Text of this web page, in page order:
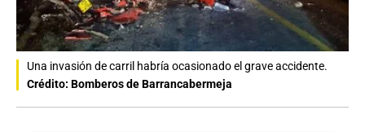
Una invasión de carril habría ocasionado el grave accidente.
Crédito: Bomberos de Barrancabermeja